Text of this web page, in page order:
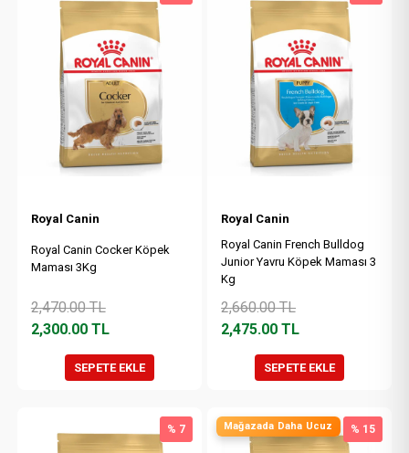
Royal Canin
Royal Canin Cocker Köpek
Maması 3Kg
2,470.00TL
2,300.00TL
SEPETE EKLE
Royal Canin
Royal Canin French Bulldog
Junior Yavru Köpek Maması 3
Kg
2,660.00TL
2,475.00 TL
SEPETE EKLE
% 7 Mağazada Daha Ucuz % 15